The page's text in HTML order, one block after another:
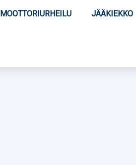
MOOTTORIURHEILU JÄÄKIEKKO